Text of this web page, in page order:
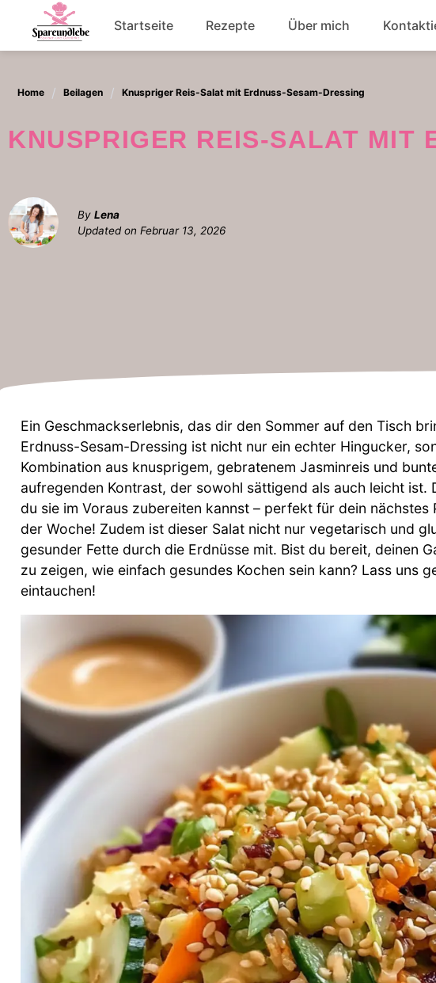
content
Startseite Rezepte Über mich
Home Beilagen Knuspriger Reis-Salat mit Erdnuss-Sesam-Dressing
KNUSPRIGER REIS-SALAT
By Lena
Updated on Februar 13, 2026
Ein Geschmackserlebnis, das dir den Sommer auf den Tisch
Erdnuss-Sesam-Dressing ist nicht nur ein echter Hingucker,
Kombination aus knusprigem, gebratenem Jasminreis und
aufregenden Kontrast, der sowohl sättigend als auch leicht
du sie im Voraus zubereiten kannst – perfekt für dein
der Woche! Zudem ist dieser Salat nicht nur vegetarisch und
gesunder Fette durch die Erdnüsse mit. Bist du bereit, deinen
zu zeigen, wie einfach gesundes Kochen sein kann? Lass uns
eintauchen!